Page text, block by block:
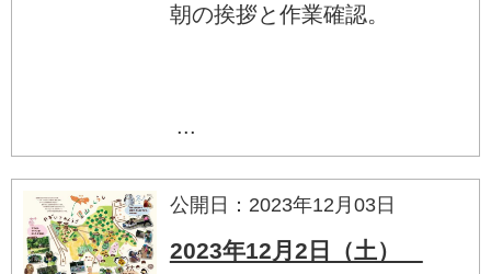
朝の挨拶と作業確認。
...
公開日：2023年12月03日
2023年12月2日（土）